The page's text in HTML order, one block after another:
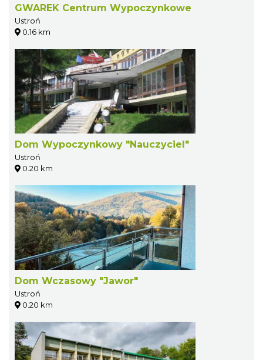
GWAREK Centrum Wypoczynkowe
Ustroń
0.16 km
Dom Wypoczynkowy "Nauczyciel"
Ustroń
0.20 km
Dom Wczasowy "Jawor"
Ustroń
0.20 km